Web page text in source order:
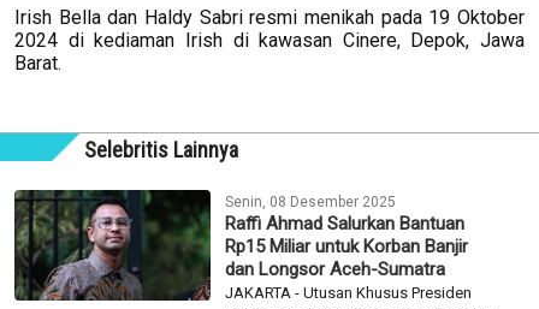
Irish Bella dan Haldy Sabri resmi menikah pada 19 Oktober
2024 di kediaman Irish di kawasan Cinere, Depok, Jawa
Barat.
Selebritis Lainnya
Senin, 08 Desember 2025
Raffi Ahmad Salurkan Bantuan
Rp15 Miliar untuk Korban Banjir
dan Longsor Aceh-Sumatra
JAKARTA - Utusan Khusus Presiden